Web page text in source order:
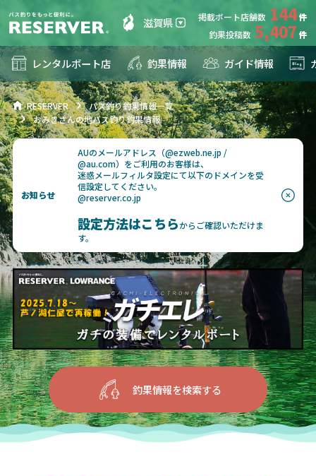
滋賀県 掲載ボート店舗数 144
釣果投稿数 5,407
レンタルボート店 釣果情報 ガイド情報
RESERVER
バス釣り釣果情報一覧
おみきさんの地バス釣り釣果情報
お知らせ
AUのメールアドレス（@ezweb.ne.jp /
@au.com）をご利用のお客様は、
迷惑メールフィルタ設定にて以下のドメインを受
信設定してください。
@reserver.co.jp
設定方法はこちらからご確認いただけま
す。
釣果情報を検索する